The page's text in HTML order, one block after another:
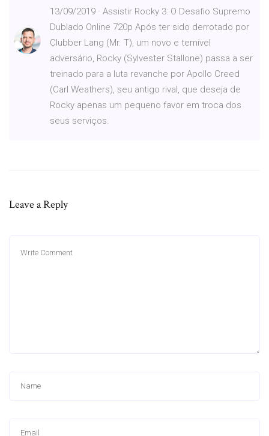
13/09/2019 · Assistir Rocky 3: O Desafio Supremo
Dublado Online 720p Após ter sido derrotado por
Clubber Lang (Mr. T), um novo e temível
adversário, Rocky (Sylvester Stallone) passa a ser
treinado para a luta revanche por Apollo Creed
(Carl Weathers), seu antigo rival, que deseja de
Rocky apenas um pequeno favor em troca dos
seus serviços.
Leave a Reply